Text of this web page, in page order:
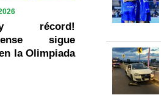
récord!
sigue
la Olimpiada